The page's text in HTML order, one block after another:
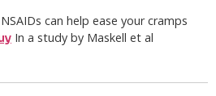
can help ease your cramps
In a study by Maskell et al